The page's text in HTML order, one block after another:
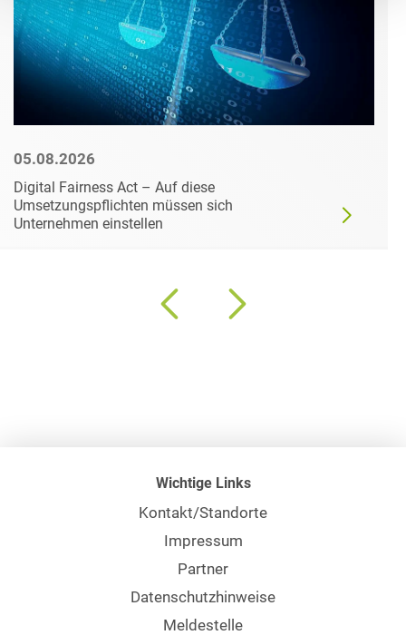
05.08.2026
Digital Fairness Act – Auf diese
Umsetzungspflichten müssen sich
Unternehmen einstellen
Wichtige Links
Kontakt/Standorte
Impressum
Partner
Datenschutzhinweise
Meldestelle